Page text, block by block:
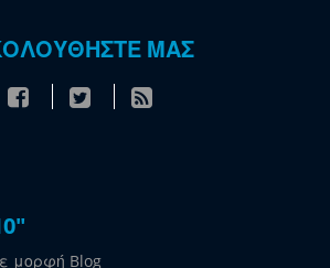
ΜΑΣ
μορφή Blog